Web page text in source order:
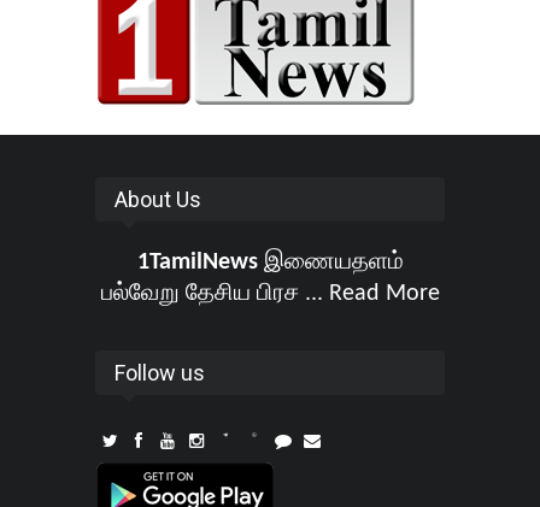
About Us
1TamilNewsஇணையதளம்
பல்வேறு தேசிய பிரச ... Read More
Follow us